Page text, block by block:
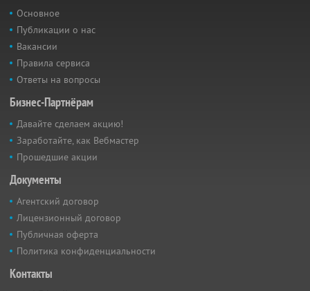
Основное
Публикации о нас
Вакансии
Правила сервиса
Ответы на вопросы
Бизнес-Партнёрам
Давайте сделаем акцию!
Заработайте, как Вебмастер
Прошедшие акции
Документы
Агентский договор
Лицензионный договор
Публичная оферта
Политика конфиденциальности
Контакты